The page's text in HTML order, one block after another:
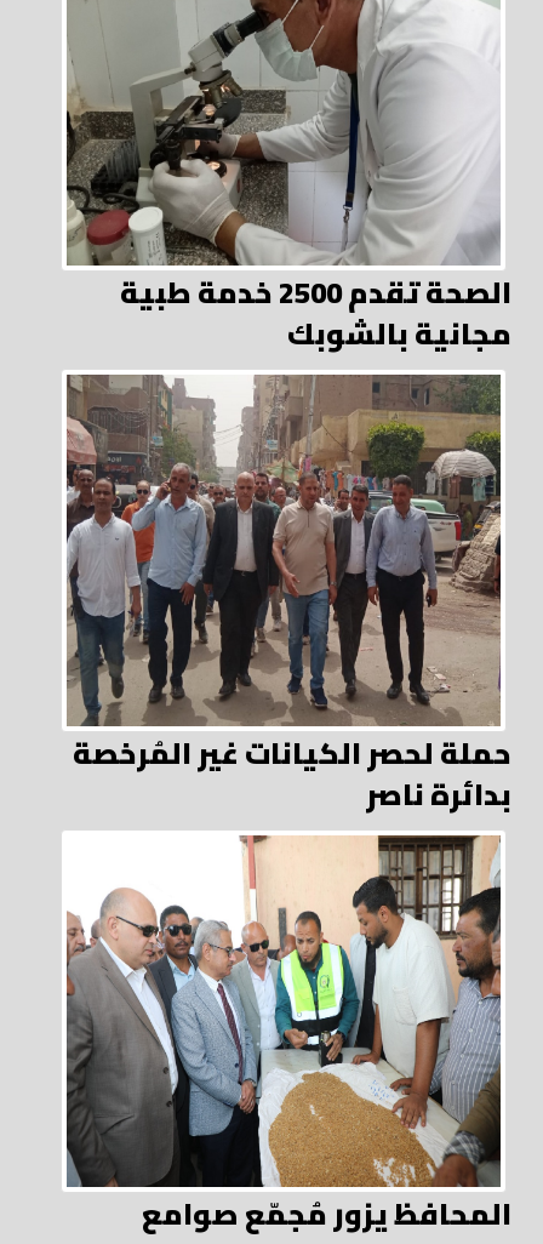
الصحة تقدم 2500 خدمة طبية
مجانية بالشوبك
حملة لحصر الكيانات غير المُرخصة
بدائرة ناصر
المحافظ يزور مُجمّع صوامع